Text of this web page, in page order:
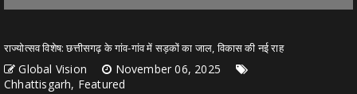
राज्योत्सव विशेष: छत्तीसगढ़ के गांव-गांव में सड़कों का जाल, विकास की नई राह
Global Vision
November 06, 2025
Chhattisgarh, Featured